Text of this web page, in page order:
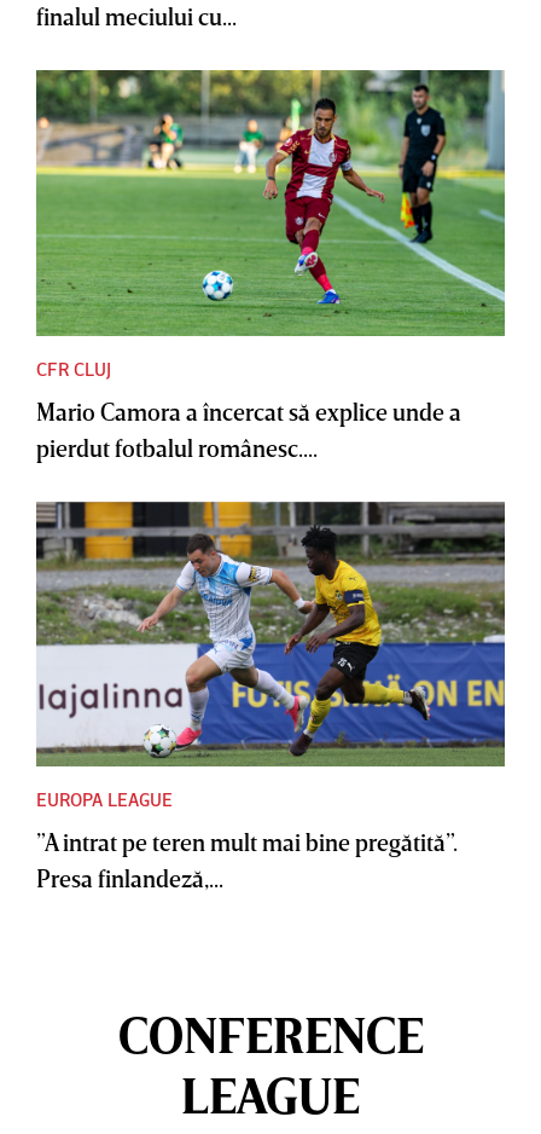
finalul meciului cu...
CFR CLUJ
Mario Camora a încercat să explice unde a
pierdut fotbalul românesc....
EUROPA LEAGUE
”A intrat pe teren mult mai bine pregătită”.
Presa finlandeză,...
CONFERENCE
LEAGUE